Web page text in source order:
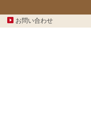
お問い合わせ